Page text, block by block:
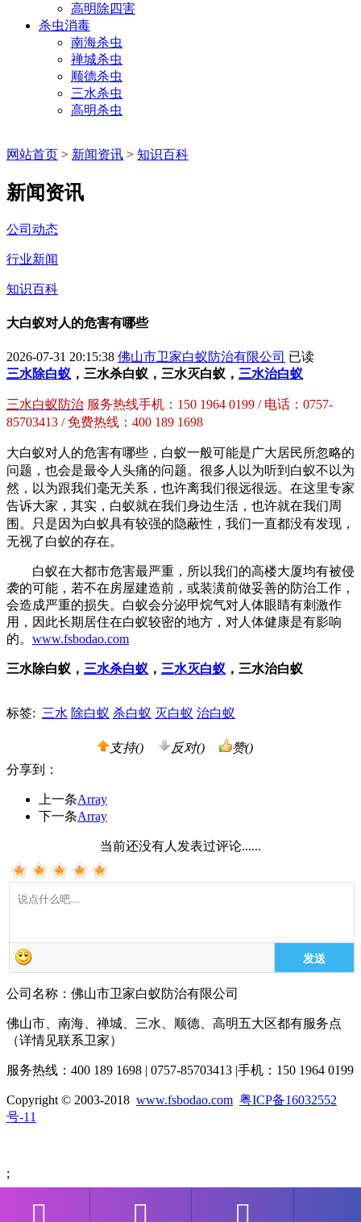
高明除四害
杀虫消毒
南海杀虫
禅城杀虫
顺德杀虫
三水杀虫
高明杀虫
网站首页 > 新闻资讯 > 知识百科
新闻资讯
公司动态
行业新闻
知识百科
大白蚁对人的危害有哪些
2026-07-31 20:15:38 佛山市卫家白蚁防治有限公司 已读
三水除白蚁 ，三水杀白蚁，三水灭白蚁， 三水治白蚁
三水白蚁防治 服务热线手机：150 1964 0199 / 电话：0757-
85703413 / 免费热线：400 189 1698
大白蚁对人的危害有哪些， 白蚁一般可能是广大居民所忽略的
问题，也会是最令人头痛的问题。很多人以为听到白蚁不以为
然，以为跟我们毫无关系，也许离我们很远很远。在这里专家
告诉大家，其实，白蚁就在我们身边生活，也许就在我们周
围。只是因为白蚁具有较强的隐蔽性，我们一直都没有发现，
无视了白蚁的存在。
白蚁在大都市危害最严重，所以我们的高楼大厦均有被侵
袭的可能，若不在房屋建造前，或装潢前做妥善的防治工作，
会造成严重的损失。白蚁会分泌甲烷气对人体眼睛有刺激作
用，因此长期居住在白蚁较密的地方，对人体健康是有影响
的。 www.fsbodao.com
三水除白蚁， 三水杀白蚁 ， 三水灭白蚁 ，三水治白蚁
标签: 三水 除白蚁 杀白蚁 灭白蚁 治白蚁
支持() 反对() 赞()
分享到：
上一条Array
下一条Array
当前还没有人发表过评论......
发送
公司名称：佛山市卫家白蚁防治有限公司
佛山市、南海、禅城、三水、顺德、高明五大区都有服务点
（详情见联系卫家）
服务热线：400 189 1698 | 0757-85703413 |手机：150 1964 0199
Copyright © 2003-2018 www.fsbodao.com 粤ICP备16032552
号-11
;